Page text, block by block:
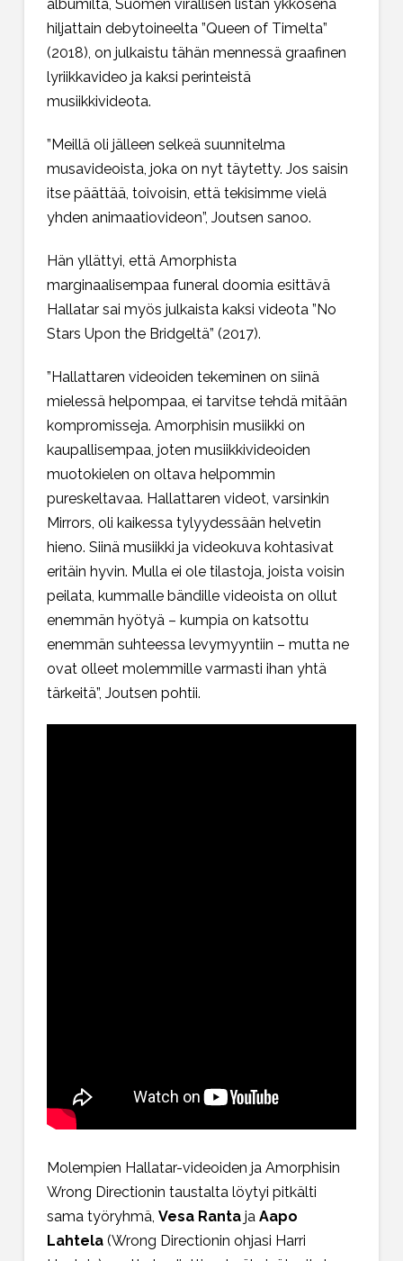
albumilta, Suomen virallisen listan ykkösenä
hiljattain debytoineelta ”Queen of Timelta”
(2018), on julkaistu tähän mennessä graafinen
lyriikkavideo ja kaksi perinteistä
musiikkivideota.
”Meillä oli jälleen selkeä suunnitelma
musavideoista, joka on nyt täytetty. Jos saisin
itse päättää, toivoisin, että tekisimme vielä
yhden animaatiovideon”, Joutsen sanoo.
Hän yllättyi, että Amorphista
marginaalisempaa funeral doomia esittävä
Hallatar sai myös julkaista kaksi videota ”No
Stars Upon the Bridgeltä” (2017).
”Hallattaren videoiden tekeminen on siinä
mielessä helpompaa, ei tarvitse tehdä mitään
kompromisseja. Amorphisin musiikki on
kaupallisempaa, joten musiikkivideoiden
muotokielen on oltava helpommin
pureskeltavaa. Hallattaren videot, varsinkin
Mirrors, oli kaikessa tylyydessään helvetin
hieno. Siinä musiikki ja videokuva kohtasivat
eritäin hyvin. Mulla ei ole tilastoja, joista voisin
peilata, kummalle bändille videoista on ollut
enemmän hyötyä – kumpia on katsottu
enemmän suhteessa levymyyntiin – mutta ne
ovat olleet molemmille varmasti ihan yhtä
tärkeitä”, Joutsen pohtii.
Molempien Hallatar-videoiden ja Amorphisin
Wrong Directionin taustalta löytyi pitkälti
sama työryhmä, Vesa Rantaja Aapo
Lahtela(Wrong Directionin ohjasi Harri